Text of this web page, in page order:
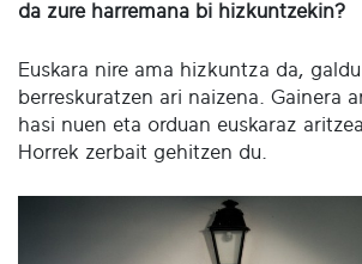
da zure harremana bi hizkuntzekin?
Euskara nire ama hizkuntza da,
berreskuratzen ari naizena. Gainera
hasi nuen eta orduan euskaraz
Horrek zerbait gehitzen du.